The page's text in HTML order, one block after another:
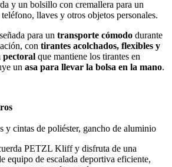
y un bolsillo con cremallera para un
llaves y otros objetos personales.
para un transporte cómodo durante
con tirantes acolchados, flexibles y
pectoral que mantiene los tirantes en
un asa para llevar la bolsa en la mano.
y cintas de poliéster, gancho de aluminio
PETZL Kliff y disfruta de una
equipo de escalada deportiva eficiente,